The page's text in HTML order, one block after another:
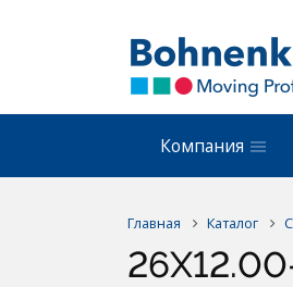
Компания
Главная Каталог